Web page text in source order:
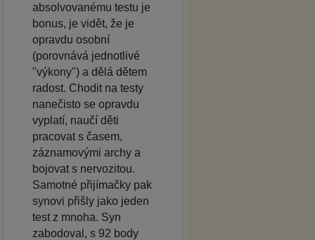
absolvovanému testu je
bonus, je vidět, že je
opravdu osobní
(porovnává jednotlivé
"výkony") a dělá dětem
radost. Chodit na testy
nanečisto se opravdu
vyplatí, naučí děti
pracovat s časem,
záznamovými archy a
bojovat s nervozitou.
Samotné přijímačky pak
synovi přišly jako jeden
test z mnoha. Syn
zabodoval, s 92 body